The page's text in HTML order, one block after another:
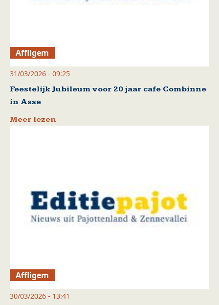
Affligem
31/03/2026 - 09:25
Feestelijk Jubileum voor 20 jaar cafe Combinne
in Asse
Meer lezen
Affligem
30/03/2026 - 13:41